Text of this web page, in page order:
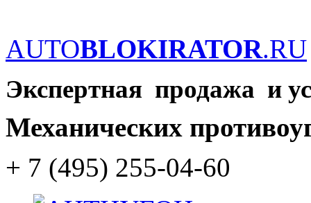
AUTOBLOKIRATOR.RU
Экспертная продажа и
Механических
+ 7 (495) 255-04-60